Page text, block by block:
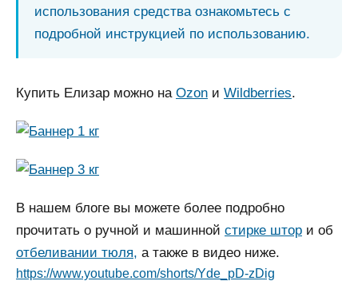
использования средства ознакомьтесь с
подробной инструкцией по использованию.
Купить Елизар можно на Ozon и Wildberries.
В нашем блоге вы можете более подробно
прочитать о ручной и машинной стирке штор и об
отбеливании тюля, а также в видео ниже.
https://www.youtube.com/shorts/Yde_pD-zDig